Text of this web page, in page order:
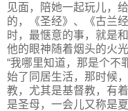
见面，陪她一起玩儿，
的，《圣经》、《古兰
时，最惬意的事，就是
他的眼神随着烟头的火
“我哪里知道，那是个不
始了同居生活，那时候
教，尤其是基督教，有
是圣母，一会儿又称是